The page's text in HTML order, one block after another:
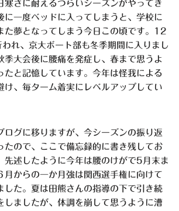
さに耐えるつらいシーズンがやってき
に一度ベッドに入ってしまうと、学校に
た夢となってしまう今日この頃です。12
れ、京大ボート部も冬季期間に入りまし
季大会後に腰痛を発症し、春まで思うよ
たと記憶しています。今年は怪我による
け、毎ターム着実にレベルアップしてい
グに移りますが、今シーズンの振り返
たので、ここで備忘録的に書き残してお
先述したように今年は腰のけがで5月末ま
月からの一か月強は関西選手権に向けて
した。夏は田熊さんの指導の下で引き続
しましたが、体調を崩して思うように漕